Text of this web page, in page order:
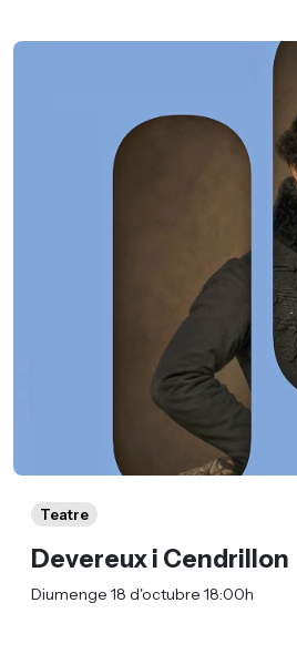
Teatre
Devereux i Cendrillon
Diumenge 18 d'octubre 18:00h